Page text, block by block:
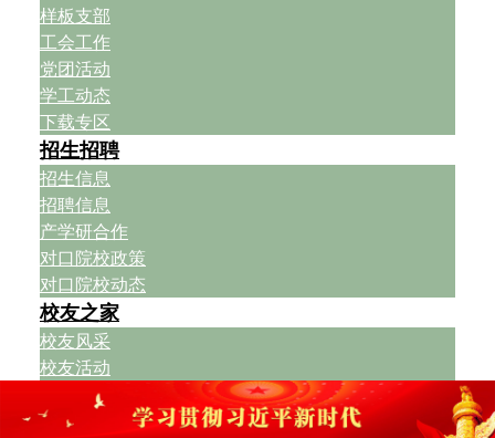
样板支部
工会工作
党团活动
学工动态
下载专区
招生招聘
招生信息
招聘信息
产学研合作
对口院校政策
对口院校动态
校友之家
校友风采
校友活动